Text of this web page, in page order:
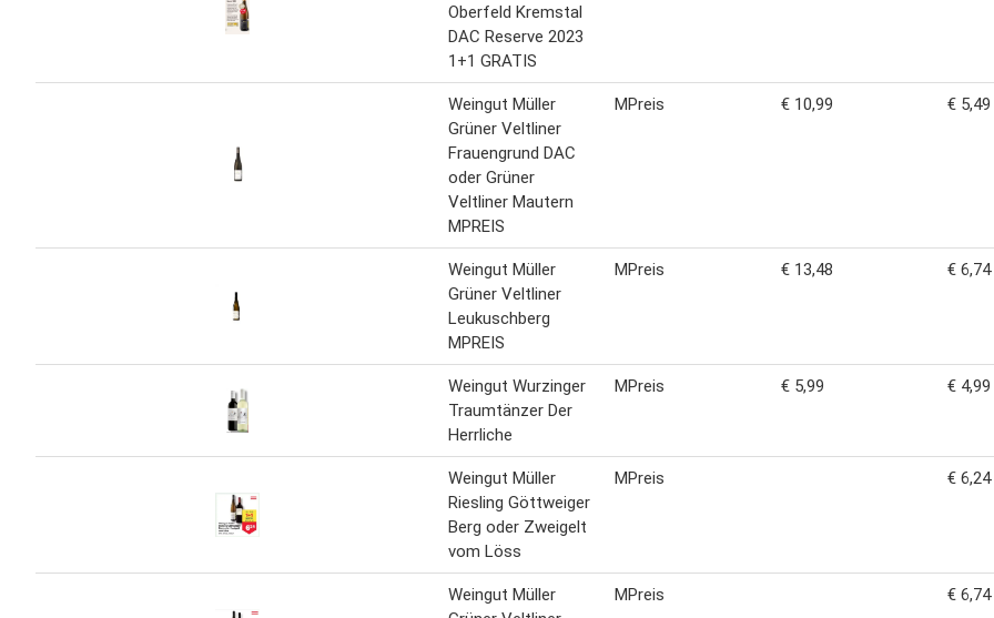
Oberfeld Kremstal
DAC Reserve 2023
1+1 GRATIS
Weingut Müller
Grüner Veltliner
Frauengrund DAC
oder Grüner
Veltliner Mautern
MPREIS
MPreis € 10,99 € 5,49
Weingut Müller
Grüner Veltliner
Leukuschberg
MPREIS
MPreis € 13,48 € 6,74
Weingut Wurzinger
Traumtänzer Der
Herrliche
MPreis € 5,99 € 4,99
Weingut Müller
Riesling Göttweiger
Berg oder Zweigelt
vom Löss
MPreis € 6,24
Weingut Müller
MPreis € 6,74